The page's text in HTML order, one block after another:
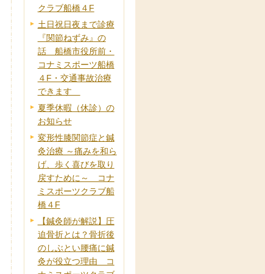
クラブ船橋４F
土日祝日夜まで診療
『関節ねずみ』の
話 船橋市役所前・
コナミスポーツ船橋
４F・交通事故治療
できます
夏季休暇（休診）の
お知らせ
変形性膝関節症と鍼
灸治療 ～痛みを和ら
げ、歩く喜びを取り
戻すために～ コナ
ミスポーツクラブ船
橋４F
【鍼灸師が解説】圧
迫骨折とは？骨折後
のしぶとい腰痛に鍼
灸が役立つ理由 コ